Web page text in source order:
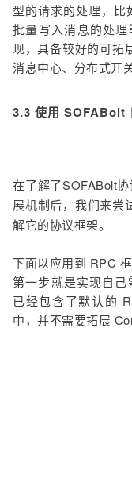
型的请求的处理，比
批量写入消息的处
现，具备较好的可拓
消息中心、分布式开
3.3 使用 SOFABolt
在了解了SOFABolt
展机制后，我们来尝
解它的协议框架。
下面以应用到 RPC
第一步就是实现自
已经包含了默认的
中，并不需要拓展